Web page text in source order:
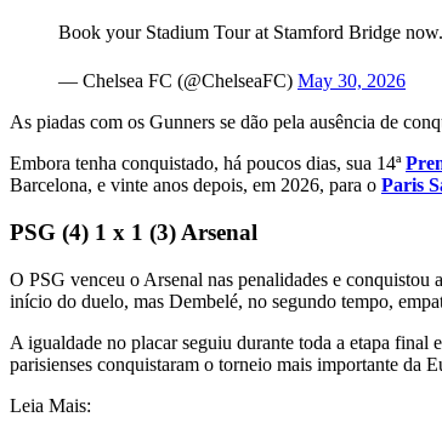
Book your Stadium Tour at Stamford Bridge now.
— Chelsea FC (@ChelseaFC) May 30, 2026
As piadas com os Gunners se dão pela ausência de
Embora tenha conquistado, há poucos dias, sua 14ª
Barcelona, e vinte anos depois, em 2026, para o Paris
PSG (4) 1 x 1 (3) Arsenal
O PSG venceu o Arsenal nas penalidades e conquistou a
início do duelo, mas Dembelé, no segundo tempo,
A igualdade no placar seguiu durante toda a etapa final
parisienses conquistaram o torneio mais importante da
Leia Mais: